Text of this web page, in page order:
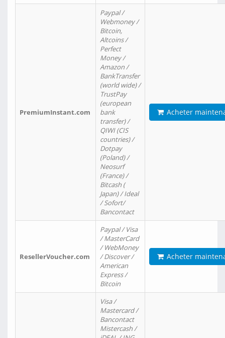
PremiumInstant.com
Paypal /
Webmoney /
Bitcoin,
Altcoins /
Perfect
Money /
Amazon /
BankTransfer
(world wide) /
TrustPay
(european
bank
transfer) /
QIWI (CIS
countries) /
Dotpay
(Poland) /
Neosurf
(France) /
Bitcash (
Japan) / Ideal
/ Sofort/
Bancontact
Acheter
ResellerVoucher.com
Paypal / Visa
/ MasterCard
/ WebMoney
/ Discover /
American
Express /
Bitcoin
Acheter
Visa /
Mastercard /
Bancontact
Mistercash /